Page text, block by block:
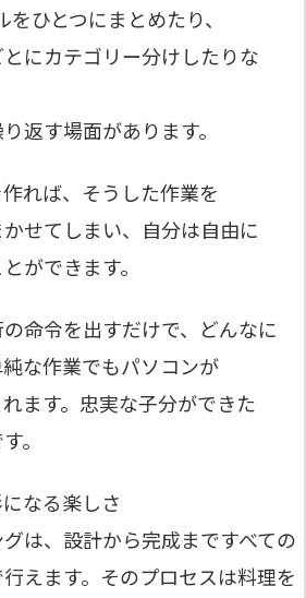
とつにまとめたり、
カテゴリー分けしたりな
す場面があります。
ば、そうした作業を
てしまい、自分は自由に
できます。
令を出すだけで、どんなに
作業でもパソコンが
す。忠実な子分ができた
。
になる楽しさ
、設計から完成まですべての
ます。そのプロセスは料理を